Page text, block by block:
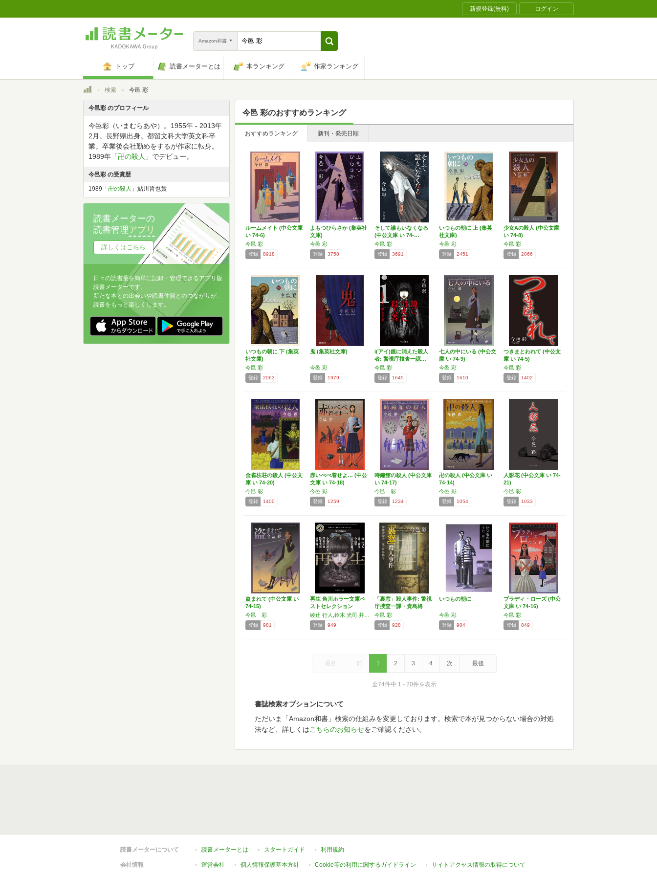
新規登録(無料) ログイン
Amazon和書
トップ 読書メーターとは 本ランキング 作家ランキング
トップ検索 今邑 彩
今邑 彩のおすすめランキング
おすすめランキング 新刊・発売日順
ルームメイト (中公文庫
い 74-6)
今邑 彩
登録 8918
よもつひらさか (集英社
文庫)
今邑 彩
登録 3758
そして誰もいなくなる
(中公文庫 い 74-…
今邑 彩
登録 3691
いつもの朝に 上 (集英
社文庫)
今邑 彩
登録 2451
少女Aの殺人 (中公文庫
い 74-8)
今邑 彩
登録 2066
いつもの朝に 下 (集英
社文庫)
今邑 彩
登録 2063
鬼 (集英社文庫)
今邑 彩
登録 1979
i(アイ)鏡に消えた殺人
者: 警視庁捜査一課…
今邑 彩
登録 1645
七人の中にいる (中公文
庫 い 74-9)
今邑 彩
登録 1610
つきまとわれて (中公文
庫 い 74-5)
今邑 彩
登録 1402
金雀枝荘の殺人 (中公文
庫 い 74-20)
今邑 彩
登録 1400
赤いべべ着せよ… (中公
文庫 い 74-18)
今邑 彩
登録 1259
時鐘館の殺人 (中公文庫
い 74-17)
今邑 彩
登録 1234
卍の殺人 (中公文庫 い
74-14)
今邑 彩
登録 1054
人影花 (中公文庫 い 74-
21)
今邑 彩
登録 1033
盗まれて (中公文庫 い
74-15)
今邑 彩
登録 981
再生 角川ホラー文庫ベ
ストセレクション
登録 949
「裏窓」殺人事件: 警視
庁捜査一課・貴島柊
志…
今邑 彩
登録 928
いつもの朝に
今邑 彩
登録 904
ブラディ・ローズ (中公
文庫 い 74-16)
今邑 彩
登録 849
最初 前 1 2 3 4 次 最後
全74件中 1 - 20件を表示
書誌検索オプションについて
ただいま「Amazon和書」検索の仕組みを変更しております。検索で本が見つからない場合の対処
法など、詳しくはこちらのお知らせをご確認ください。
今邑彩 のプロフィール
今邑彩（いまむらあや）。1955年 - 2013年
2月。長野県出身。都留文科大学英文科卒
業。卒業後会社勤めをするが作家に転身。
1989年「卍の殺人 」でデビュー。
今邑彩 の受賞歴
1989「 卍の殺人 」鮎川哲也賞
読書メーターの
読書管理アプリ
詳しくはこちら
日々の読書量を簡単に記録・管理できるアプリ版
読書メーターです。
新たな本との出会いや読書仲間とのつながりが、
読書をもっと楽しくします。
読書メーターについて 読書メーターとは スタートガイド 利用規約
会社情報 運営会社 個人情報保護基本方針 Cookie等の利用に関するガイドライン サイトアクセス情報の取得について